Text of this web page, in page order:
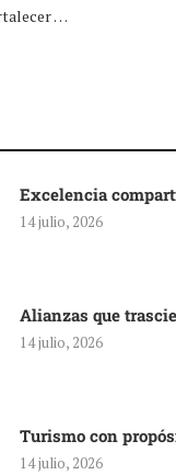
…
Excelencia
14 julio, 2026
Alianzas que
14 julio, 2026
Turismo con
14 julio, 2026